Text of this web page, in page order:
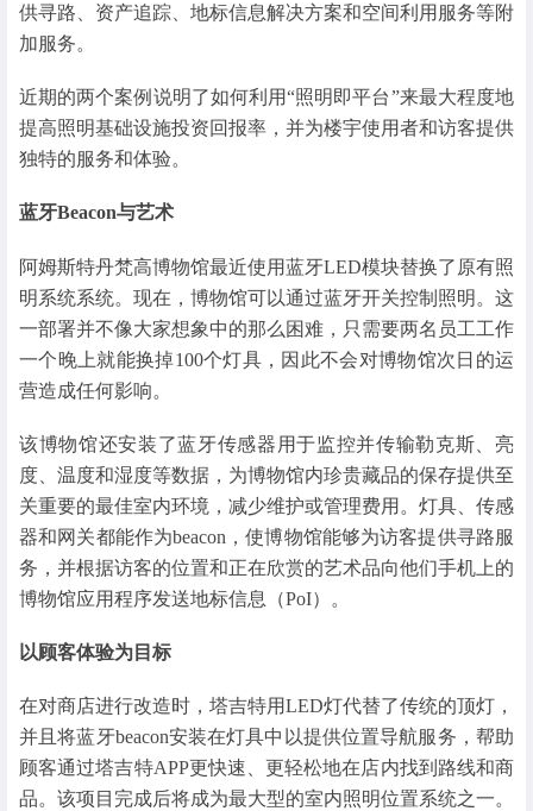
供寻路、资产追踪、地标信息解决方案和空间利用服务等附
加服务。
近期的两个案例说明了如何利用“照明即平台”来最大程度地
提高照明基础设施投资回报率，并为楼宇使用者和访客提供
独特的服务和体验。
蓝牙Beacon与艺术
阿姆斯特丹梵高博物馆最近使用蓝牙LED模块替换了原有照
明系统系统。现在，博物馆可以通过蓝牙开关控制照明。这
一部署并不像大家想象中的那么困难，只需要两名员工工作
一个晚上就能换掉100个灯具，因此不会对博物馆次日的运
营造成任何影响。
该博物馆还安装了蓝牙传感器用于监控并传输勒克斯、亮
度、温度和湿度等数据，为博物馆内珍贵藏品的保存提供至
关重要的最佳室内环境，减少维护或管理费用。灯具、传感
器和网关都能作为beacon，使博物馆能够为访客提供寻路服
务，并根据访客的位置和正在欣赏的艺术品向他们手机上的
博物馆应用程序发送地标信息（PoI）。
以顾客体验为目标
在对商店进行改造时，塔吉特用LED灯代替了传统的顶灯，
并且将蓝牙beacon安装在灯具中以提供位置导航服务，帮助
顾客通过塔吉特APP更快速、更轻松地在店内找到路线和商
品。该项目完成后将成为最大型的室内照明位置系统之一。